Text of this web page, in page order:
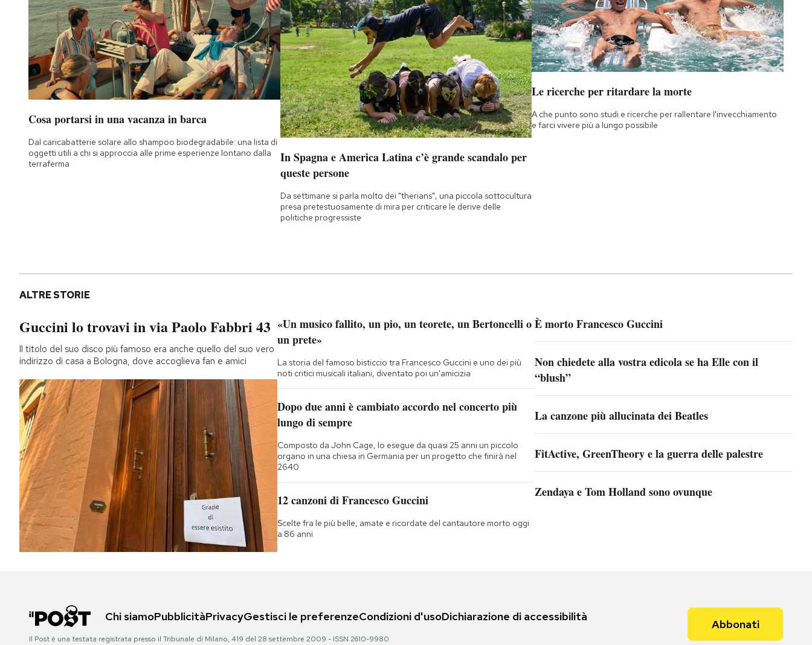
Cosa portarsi in una vacanza in barca
Dal caricabatterie solare allo shampoo biodegradabile: una lista di
oggetti utili a chi si approccia alle prime esperienze lontano dalla
terraferma
In Spagna e America Latina c’è grande scandalo per
queste persone
Da settimane si parla molto dei "therians", una piccola sottocultura
presa pretestuosamente di mira per criticare le derive delle
politiche progressiste
Le ricerche per ritardare la morte
A che punto sono studi e ricerche per rallentare l'invecchiamento
e farci vivere più a lungo possibile
ALTRE STORIE
Guccini lo trovavi in via Paolo Fabbri 43
Il titolo del suo disco più famoso era anche quello del suo vero
indirizzo di casa a Bologna, dove accoglieva fan e amici
«Un musico fallito, un pio, un teorete, un Bertoncelli o
un prete»
La storia del famoso bisticcio tra Francesco Guccini e uno dei più
noti critici musicali italiani, diventato poi un'amicizia
Dopo due anni è cambiato accordo nel concerto più
lungo di sempre
Composto da John Cage, lo esegue da quasi 25 anni un piccolo
organo in una chiesa in Germania per un progetto che finirà nel
2640
12 canzoni di Francesco Guccini
Scelte fra le più belle, amate e ricordate del cantautore morto oggi
a 86 anni
È morto Francesco Guccini
Non chiedete alla vostra edicola se ha Elle con il
“blush”
La canzone più allucinata dei Beatles
FitActive, GreenTheory e la guerra delle palestre
Zendaya e Tom Holland sono ovunque
Chi siamoPubblicitàPrivacyGestisci le preferenzeCondizioni d'usoDichiarazione di accessibilità
Il Post è una testata registrata presso il Tribunale di Milano, 419 del 28 settembre 2009 - ISSN 2610-9980
Abbonati